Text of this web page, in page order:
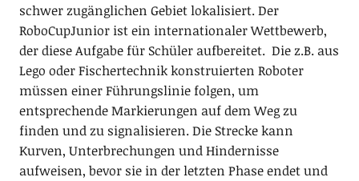
schwer zugänglichen Gebiet lokalisiert. Der
RoboCupJunior ist ein internationaler Wettbewerb,
der diese Aufgabe für Schüler aufbereitet. Die z.B. aus
Lego oder Fischertechnik konstruierten Roboter
müssen einer Führungslinie folgen, um
entsprechende Markierungen auf dem Weg zu
finden und zu signalisieren. Die Strecke kann
Kurven, Unterbrechungen und Hindernisse
aufweisen, bevor sie in der letzten Phase endet und